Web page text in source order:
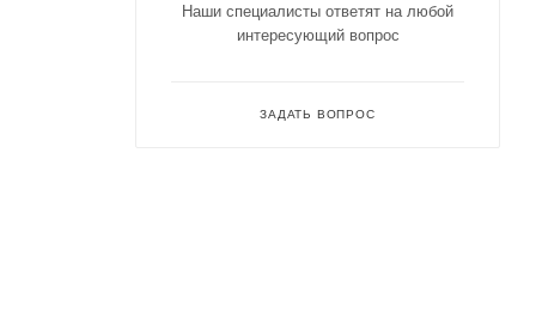
Наши специалисты ответят на любой
интересующий вопрос
ЗАДАТЬ ВОПРОС